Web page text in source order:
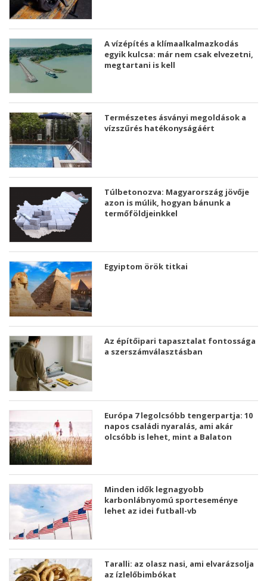
A vízépítés a klímaalkalmazkodás
egyik kulcsa: már nem csak elvezetni,
megtartani is kell
Természetes ásványi megoldások a
vízszűrés hatékonyságáért
Túlbetonozva: Magyarország jövője
azon is múlik, hogyan bánunk a
termőföldjeinkkel
Egyiptom örök titkai
Az építőipari tapasztalat fontossága
a szerszámválasztásban
Európa 7 legolcsóbb tengerpartja: 10
napos családi nyaralás, ami akár
olcsóbb is lehet, mint a Balaton
Minden idők legnagyobb
karbonlábnyomú sporteseménye
lehet az idei futball-vb
Taralli: az olasz nasi, ami elvarázsolja
az ízlelőbimbókat